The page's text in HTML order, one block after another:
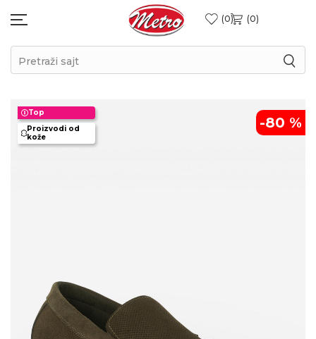
0 0
Pretraži sajt
Top
Proizvodi od
kože
-80 %